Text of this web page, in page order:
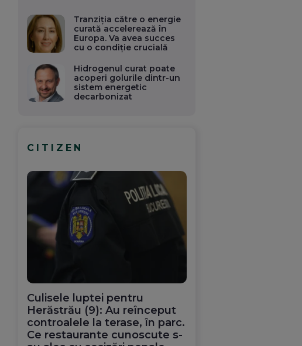
Tranziția către o energie
curată accelerează în
Europa. Va avea succes
cu o condiție crucială
Hidrogenul curat poate
acoperi golurile dintr-un
sistem energetic
decarbonizat
CITIZEN
Culisele luptei pentru
Herăstrău (9): Au reînceput
controalele la terase, în parc.
Ce restaurante cunoscute s-